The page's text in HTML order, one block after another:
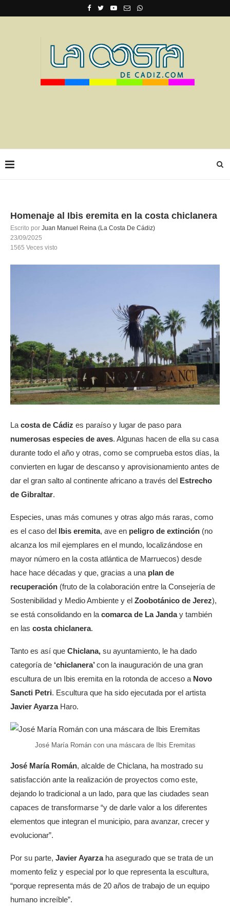
Homenaje al Ibis eremita en la costa chiclanera
Escrito por Juan Manuel Reina (La Costa De Cádiz)
23/09/2025
1565 Veces visto
La costa de Cádiz es paraíso y lugar de paso para
numerosas especies de aves. Algunas hacen de ella su casa
durante todo el año y otras, como se comprueba estos días, la
convierten en lugar de descanso y aprovisionamiento antes de
dar el gran salto al continente africano a través del Estrecho
de Gibraltar.
Especies, unas más comunes y otras algo más raras, como
es el caso del Ibis eremita, ave en peligro de extinción (no
alcanza los mil ejemplares en el mundo, localizándose en
mayor número en la costa atlántica de Marruecos) desde
hace hace décadas y que, gracias a una plan de
recuperación (fruto de la colaboración entre la Consejería de
Sostenibilidad y Medio Ambiente y el Zoobotánico de Jerez),
se está consolidando en la comarca de La Janday también
en las costa chiclanera.
Tanto es así que Chiclana, su ayuntamiento, le ha dado
categoría de ‘chiclanera’con la inauguración de una gran
escultura de un Ibis eremita en la rotonda de acceso a Novo
Sancti Petri. Escultura que ha sido ejecutada por el artista
Javier Ayarza Haro.
José María Román con una máscara de Ibis Eremitas
José María Román, alcalde de Chiclana, ha mostrado su
satisfacción ante la realización de proyectos como este,
dejando lo tradicional a un lado, para que las ciudades sean
capaces de transformarse “y de darle valor a los diferentes
elementos que integran el municipio, para avanzar, crecer y
evolucionar”.
Por su parte, Javier Ayarzaha asegurado que se trata de un
momento feliz y especial por lo que representa la escultura,
“porque representa más de 20 años de trabajo de un equipo
humano increíble”.